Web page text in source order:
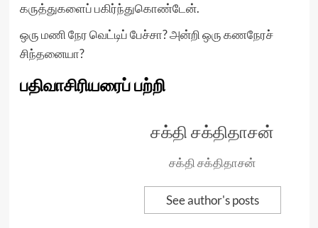
கருத்துகளைப் பகிர்ந்துகொண்டேன்.
ஒரு மணி நேர வெட்டிப் பேச்சா? அன்றி ஒரு கணநேரச்
சிந்தனையா?
பதிவாசிரியரைப் பற்றி
சக்தி சக்திதாசன்
சக்தி சக்திதாசன்
See author's posts